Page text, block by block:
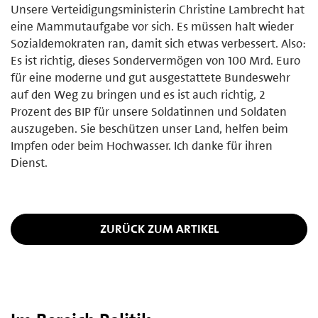
Unsere Verteidigungsministerin Christine Lambrecht hat
eine Mammutaufgabe vor sich. Es müssen halt wieder
Sozialdemokraten ran, damit sich etwas verbessert. Also:
Es ist richtig, dieses Sondervermögen von 100 Mrd. Euro
für eine moderne und gut ausgestattete Bundeswehr
auf den Weg zu bringen und es ist auch richtig, 2
Prozent des BIP für unsere Soldatinnen und Soldaten
auszugeben. Sie beschützen unser Land, helfen beim
Impfen oder beim Hochwasser. Ich danke für ihren
Dienst.
ZURÜCK ZUM ARTIKEL